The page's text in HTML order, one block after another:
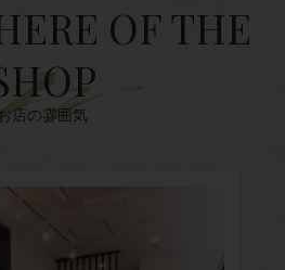
OF THE
店の雰囲気